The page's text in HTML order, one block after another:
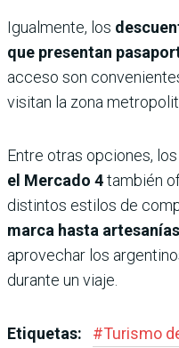
Igualmente, los
que presentan
acceso son
visitan la zona
Entre otras opciones,
el Mercado 4también
distintos estilos de
marca hasta artesanías
aprovechar los
durante un viaje.
Etiquetas: #Turismo